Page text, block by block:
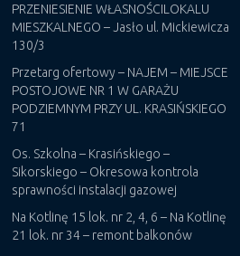
PRZENIESIENIE WŁASNOŚCILOKALU
MIESZKALNEGO – Jasło ul. Mickiewicza
130/3
Przetarg ofertowy – NAJEM – MIEJSCE
POSTOJOWE NR 1 W GARAŻU
PODZIEMNYM PRZY UL. KRASIŃSKIEGO
71
Os. Szkolna – Krasińskiego –
Sikorskiego – Okresowa kontrola
sprawności instalacji gazowej
Na Kotlinę 15 lok. nr 2, 4, 6 – Na Kotlinę
21 lok. nr 34 – remont balkonów